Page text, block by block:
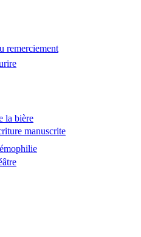
remerciement
la bière
manuscrite